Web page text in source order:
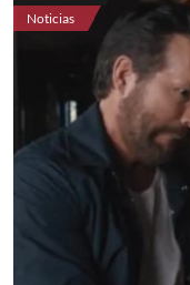
Noticias